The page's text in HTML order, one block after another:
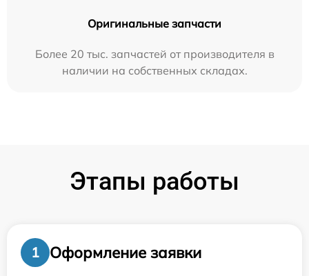
Оригинальные запчасти
Более 20 тыс. запчастей от производителя в
наличии на собственных складах.
Этапы работы
1
Оформление заявки